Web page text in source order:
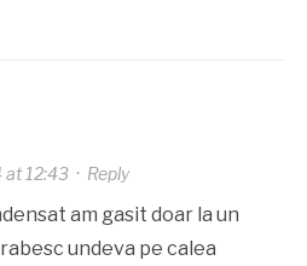
12:43· Reply
am gasit doar la un
undeva pe calea